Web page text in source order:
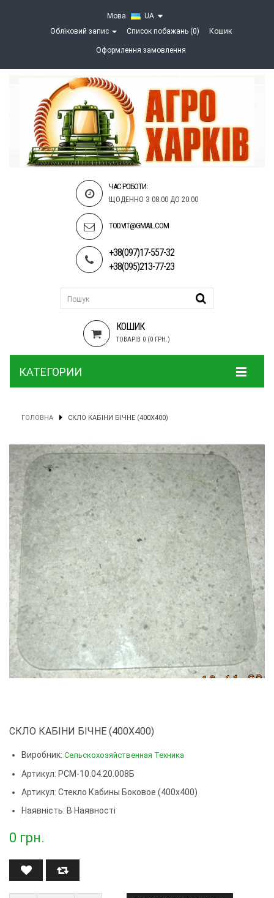
Мова
UA
Обліковий запис
Список побажань (0) Кошик
Оформлення замовлення
ЧАС РОБОТИ:
ЩОДЕННО З 08:00 ДО 20:00
TOD.VIT@GMAIL.COM
+38(097)17-557-32
+38(095)213-77-23
КОШИК
ТОВАРІВ 0 (0 ГРН.)
КАТЕГОРИИ
ГОЛОВНА СКЛО КАБІНИ БІЧНЕ (400Х400)
СКЛО КАБІНИ БІЧНЕ (400Х400)
Виробник: Сельскохозяйственная Техника
Артикул: РСМ-10.04.20.008Б
Артикул: Стекло Кабины Боковое (400х400)
Наявність: В Наявності
0 грн.